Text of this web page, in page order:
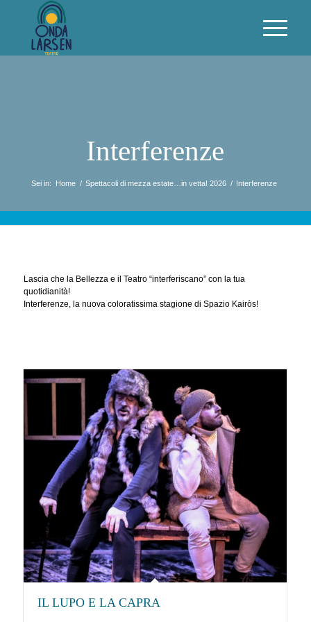
Interferenze
Sei in: Home / Spettacoli di mezza estate…in vetta! 2026 / Interferenze
Lascia che la Bellezza e il Teatro “interferiscano” con la tua
quotidianità!
Interferenze, la nuova coloratissima stagione di Spazio Kairòs!
IL LUPO E LA CAPRA